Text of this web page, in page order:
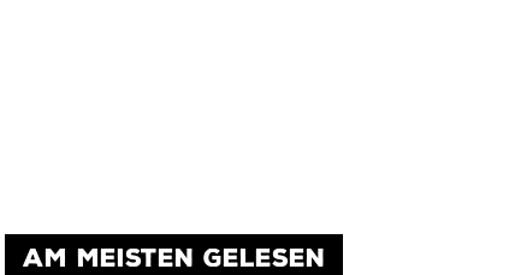
AM MEISTEN GELESEN